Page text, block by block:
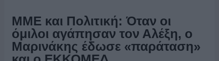
ΜΜΕ και Πολιτική: Όταν οι
όμιλοι αγάπησαν τον Αλέξη, ο
Μαρινάκης έδωσε «παράταση»